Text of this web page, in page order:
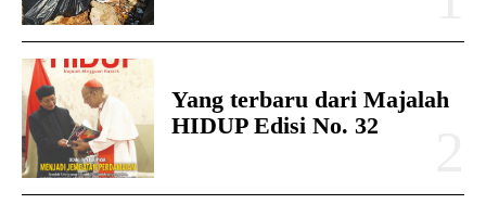
Yang terbaru dari Majalah
HIDUP Edisi No. 32